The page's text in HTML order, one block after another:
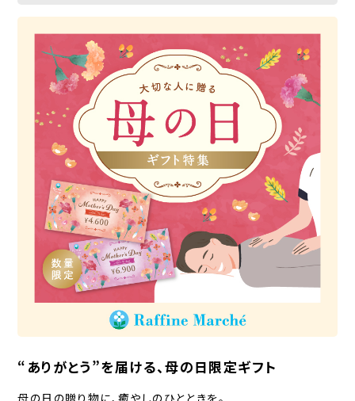
“ありがとう”を届ける、母の日限定ギフト
母の日の贈り物に、癒やしのひとときを。